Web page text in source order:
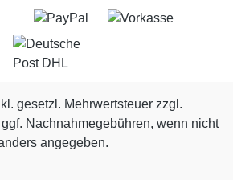
gesetzl. Mehrwertsteuer zzgl.
Nachnahmegebühren, wenn nicht
angegeben.